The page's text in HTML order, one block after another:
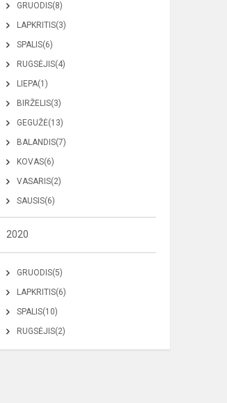
GRUODIS(8)
LAPKRITIS(3)
SPALIS(6)
RUGSĖJIS(4)
LIEPA(1)
BIRŽELIS(3)
GEGUŽĖ(13)
BALANDIS(7)
KOVAS(6)
VASARIS(2)
SAUSIS(6)
2020
GRUODIS(5)
LAPKRITIS(6)
SPALIS(10)
RUGSĖJIS(2)